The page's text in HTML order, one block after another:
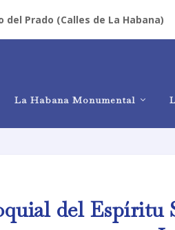
del Prado (Calles de La Habana)
La Habana Monumental
del Espíritu